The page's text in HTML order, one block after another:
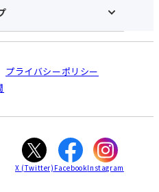
内
とは
の手順
る質問
犬山
大垣
プライバシーポリシー
X (Twitter) FacebookInstagram